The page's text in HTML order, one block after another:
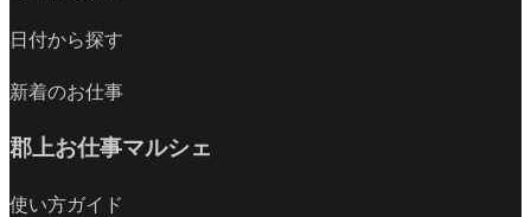
日付から探す
新着のお仕事
郡上お仕事マルシェ
使い方ガイド